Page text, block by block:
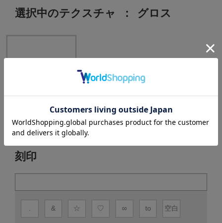
選択中のテクスチャ ： グロス
グロス
刻印
. & ☆ ♡ ∞ to 空白